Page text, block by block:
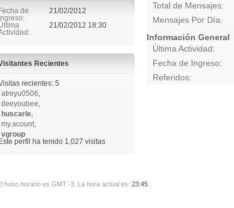
de
21/02/2012
21/02/2012 18:30
Recientes
recientes: 5
atreyu0506
deeyoubee
huscarle
my.acount
vgroup
perfil ha tenido 1,027 visitas
Total de Mensajes
Mensajes Por Día
Información General
Última Actividad
Fecha de Ingreso
Referidos
huso horario es GMT -3. La hora actual es: 23:45